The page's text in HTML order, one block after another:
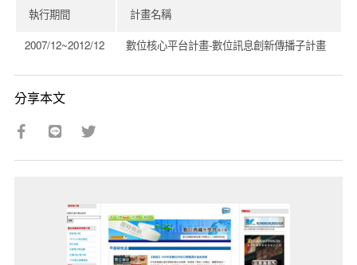
執行期間 計畫名稱
2007/12~2012/12 數位核心平台計畫-數位訊息創新傳播子計畫
分享本文